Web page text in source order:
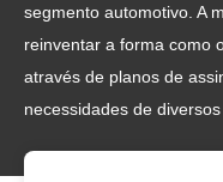
Sucesso
segmento automotivo. A
reinventar a forma como
através de planos de
necessidades de diversos